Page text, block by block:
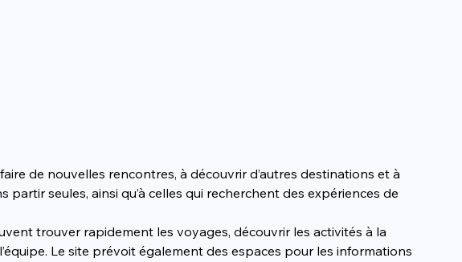
de nouvelles rencontres, à découvrir d’autres destinations et à
seules, ainsi qu’à celles qui recherchent des expériences de
trouver rapidement les voyages, découvrir les activités à la
Le site prévoit également des espaces pour les informations